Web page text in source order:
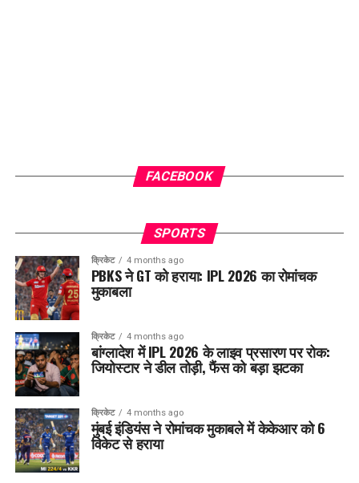
FACEBOOK
SPORTS
क्रिकेट 4 months ago
PBKS ने GT को हराया: IPL 2026 का रोमांचक
मुकाबला
क्रिकेट 4 months ago
बांग्लादेश में IPL 2026 के लाइव प्रसारण पर रोक:
जियोस्टार ने डील तोड़ी, फैंस को बड़ा झटका
क्रिकेट 4 months ago
मुंबई इंडियंस ने रोमांचक मुकाबले में केकेआर को 6
विकेट से हराया